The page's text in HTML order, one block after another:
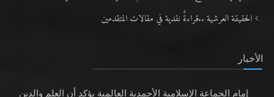
إمام الجماعة الإسلامية الأحمدية العالمية يؤكد أن العلم والدين
متلازمان، ويحثّ المسلمين الأحمديين على التفوّق في العلوم